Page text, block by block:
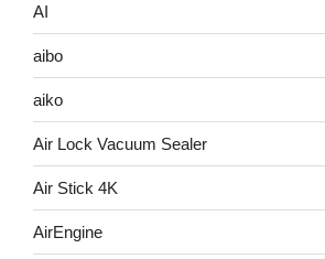
AI
aibo
aiko
Air Lock Vacuum Sealer
Air Stick 4K
AirEngine